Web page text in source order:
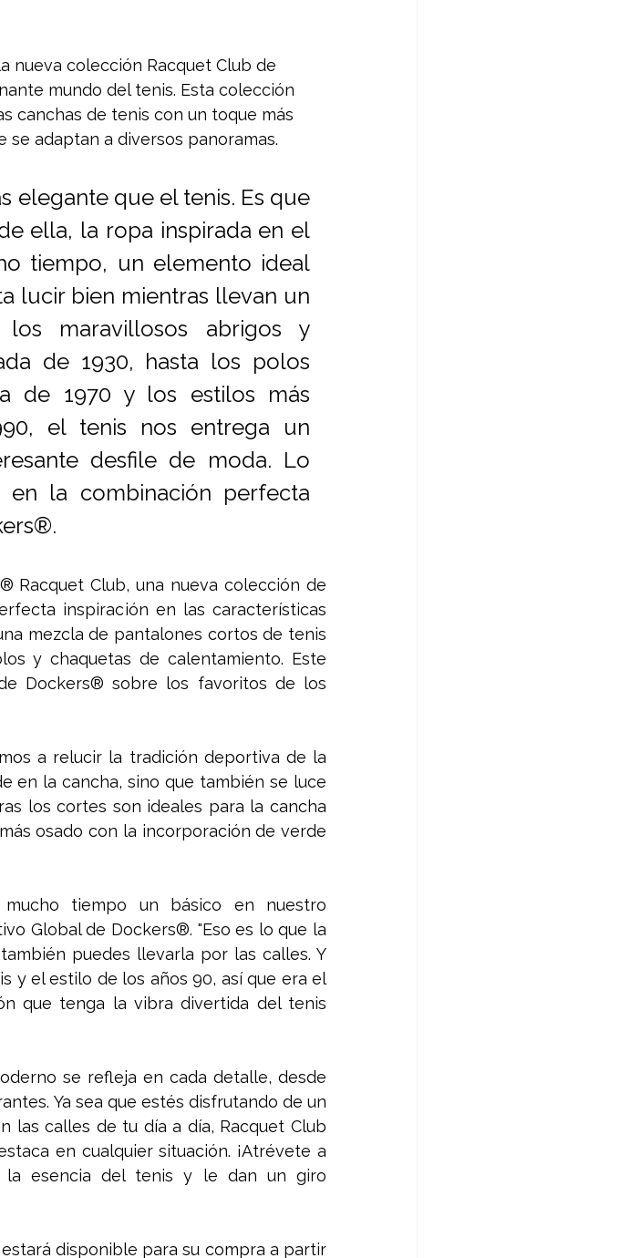
nueva colección Racquet Club de
mundo del tenis. Esta colección
canchas de tenis con un toque más
adaptan a diversos panoramas.
elegante que el tenis. Es que
ella, la ropa inspirada en el
tiempo, un elemento ideal
lucir bien mientras llevan un
maravillosos abrigos y
de 1930, hasta los polos
de 1970 y los estilos más
el tenis nos entrega un
desfile de moda. Lo
la combinación perfecta
Racquet Club, una nueva colección de
inspiración en las características
mezcla de pantalones cortos de tenis
y chaquetas de calentamiento. Este
Dockers® sobre los favoritos de los
a relucir la tradición deportiva de la
en la cancha, sino que también se luce
los cortes son ideales para la cancha
osado con la incorporación de verde
tiempo un básico en nuestro
Global de Dockers®. "Eso es lo que la
puedes llevarla por las calles. Y
y el estilo de los años 90, así que era el
que tenga la vibra divertida del tenis
se refleja en cada detalle, desde
Ya sea que estés disfrutando de un
las calles de tu día a día, Racquet Club
en cualquier situación. ¡Atrévete a
la esencia del tenis y le dan un giro
disponible para su compra a partir